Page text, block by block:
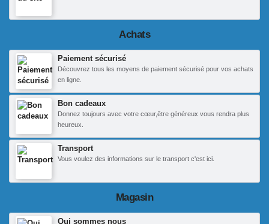
Achats
Paiement sécurisé
Découvrez tous les moyens de paiement sécurisé pour vos achats
en ligne.
Bon cadeaux
Donnez toujours avec votre cœur,être généreux vous rendra plus
heureux.
Transport
Vous voulez des informations sur le transport c'est ici.
Magasin
Qui sommes nous